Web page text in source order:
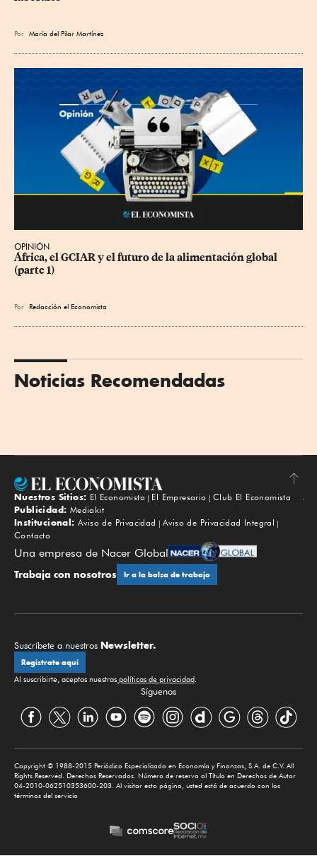
Por María del Pilar Martínez
OPINIÓN
África, el GCIAR y el futuro de la alimentación global
(parte 1)
Por Redacción el Economista
Noticias Recomendadas
Subir
Nuestros Sitios: El Economista El Empresario
Club El Economista
Publicidad: Mediakit
Institucional: Aviso de Privacidad
Aviso de Privacidad Integral
Contacto
Una empresa de Nacer Global
Trabaja con nosotros Ir a la bolsa de trabajo
Suscríbete a nuestros Newsletter.
Regístrate aquí
Al suscribirte, aceptas nuestras políticas de privacidad.
Síguenos
Copyright © 1988-2015 Periódico Especializado en Economía y Finanzas, S.A. de C.V. All
Rights Reserved. Derechos Reservados. Número de reserva al Título en Derechos de Autor
04-2010-062510353600-203. Al visitar esta página, usted está de acuerdo con los
términos del servicio